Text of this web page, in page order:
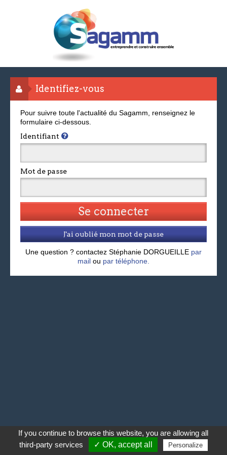
Identifiez-vous
Pour suivre toute l'actualité du Sagamm, renseignez le
formulaire ci-dessous.
Identifiant
Mot de passe
J'ai oublié mon mot de passe
Une question ? contactez Stéphanie DORGUEILLE par
mail ou par téléphone.
If you continue to browse this website, you are allowing all
third-party services
✓ OK, accept all Personalize